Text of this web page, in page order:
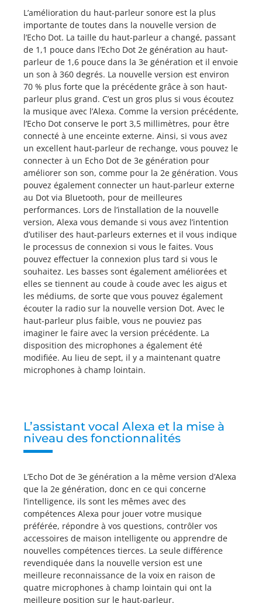
L’amélioration du haut-parleur sonore est la plus
importante de toutes dans la nouvelle version de
l’Echo Dot. La taille du haut-parleur a changé, passant
de 1,1 pouce dans l’Echo Dot 2e génération au haut-
parleur de 1,6 pouce dans la 3e génération et il envoie
un son à 360 degrés. La nouvelle version est environ
70 % plus forte que la précédente grâce à son haut-
parleur plus grand. C’est un gros plus si vous écoutez
la musique avec l’Alexa. Comme la version précédente,
l’Echo Dot conserve le port 3,5 millimètres, pour être
connecté à une enceinte externe. Ainsi, si vous avez
un excellent haut-parleur de rechange, vous pouvez le
connecter à un Echo Dot de 3e génération pour
améliorer son son, comme pour la 2e génération. Vous
pouvez également connecter un haut-parleur externe
au Dot via Bluetooth, pour de meilleures
performances. Lors de l’installation de la nouvelle
version, Alexa vous demande si vous avez l’intention
d’utiliser des haut-parleurs externes et il vous indique
le processus de connexion si vous le faites. Vous
pouvez effectuer la connexion plus tard si vous le
souhaitez. Les basses sont également améliorées et
elles se tiennent au coude à coude avec les aigus et
les médiums, de sorte que vous pouvez également
écouter la radio sur la nouvelle version Dot. Avec le
haut-parleur plus faible, vous ne pouviez pas
imaginer le faire avec la version précédente. La
disposition des microphones a également été
modifiée. Au lieu de sept, il y a maintenant quatre
microphones à champ lointain.
L’assistant vocal Alexa et la mise à
niveau des fonctionnalités
L’Echo Dot de 3e génération a la même version d’Alexa
que la 2e génération, donc en ce qui concerne
l’intelligence, ils sont les mêmes avec des
compétences Alexa pour jouer votre musique
préférée, répondre à vos questions, contrôler vos
accessoires de maison intelligente ou apprendre de
nouvelles compétences tierces. La seule différence
revendiquée dans la nouvelle version est une
meilleure reconnaissance de la voix en raison de
quatre microphones à champ lointain qui ont la
meilleure position sur le haut-parleur.